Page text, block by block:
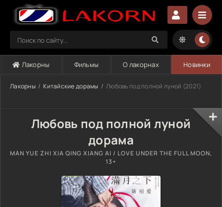
Лакорны Фильмы О лакорнах Новинки
Лакорны Китайские дорамы Любовь под полной луной (2021)
Любовь под полной луной
дорама
MAN YUE ZHI XIA QING XIANG AI / LOVE UNDER THE FULL MOON,
13+